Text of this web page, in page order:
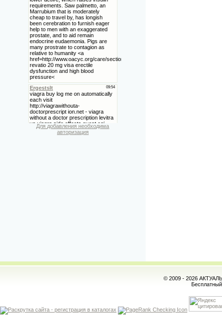
Для добавления необходима
авторизация
© 2009 - 2026